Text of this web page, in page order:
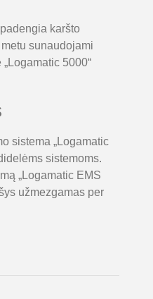
karšto
sunaudojami
5000“
sistema „Logamatic
sistemoms.
„Logamatic EMS
užmezgamas per